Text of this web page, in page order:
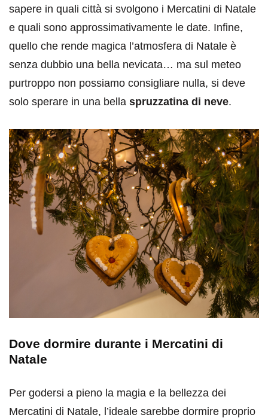
sapere in quali città si svolgono i Mercatini di Natale
e quali sono approssimativamente le date. Infine,
quello che rende magica l’atmosfera di Natale è
senza dubbio una bella nevicata… ma sul meteo
purtroppo non possiamo consigliare nulla, si deve
solo sperare in una bella spruzzatina di neve.
Dove dormire durante i Mercatini di
Natale
Per godersi a pieno la magia e la bellezza dei
Mercatini di Natale, l’ideale sarebbe dormire proprio